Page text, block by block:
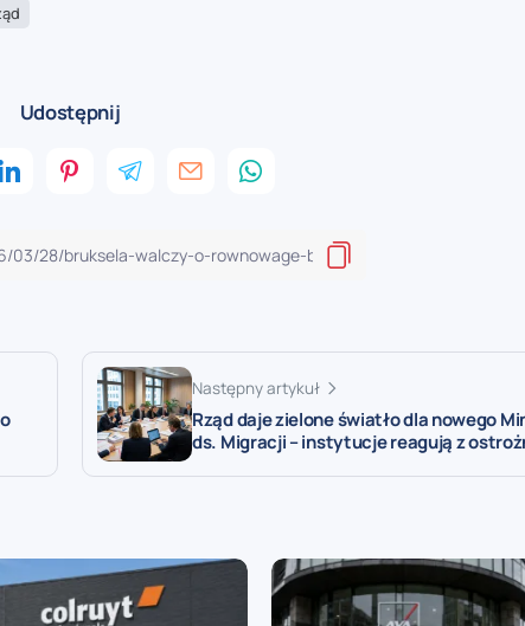
Udostępnij
Następny artykuł
Rząd daje zielone światło dla nowego
ds. Migracji – instytucje reagują z